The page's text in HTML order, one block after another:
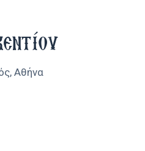
Αθήνα